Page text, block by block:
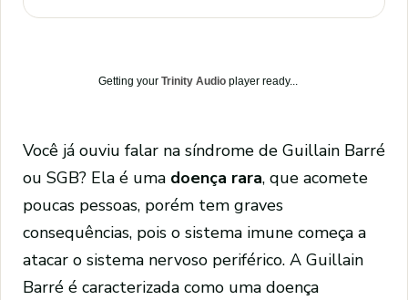
Getting your Trinity Audio player ready...
Você já ouviu falar na síndrome de Guillain Barré
ou SGB? Ela é uma doença rara, que acomete
poucas pessoas, porém tem graves
consequências, pois o sistema imune começa a
atacar o sistema nervoso periférico. A Guillain
Barré é caracterizada como uma doença